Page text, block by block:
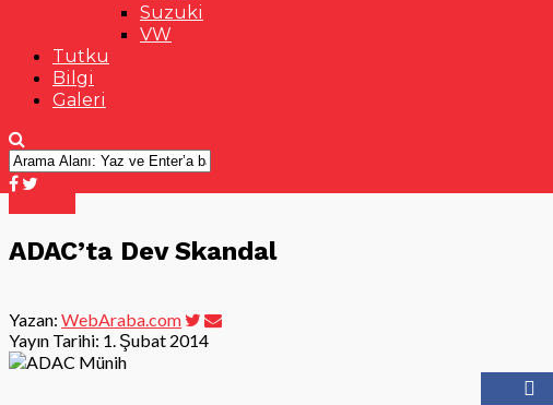
Suzuki
VW
Tutku
Bilgi
Galeri
ADAC’ta Dev Skandal
Yazan: WebAraba.com
Yayın Tarihi: 1. Şubat 2014